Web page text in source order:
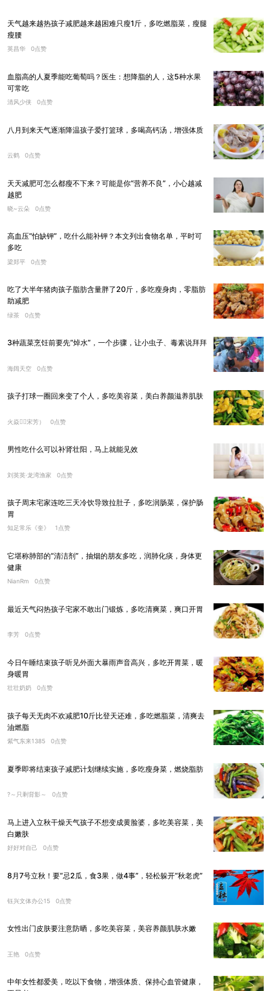
天气越来越热孩子减肥越来越困难只瘦1斤，多吃燃脂菜，瘦腿
瘦腰
英昌华 0点赞
血脂高的人夏季能吃葡萄吗？医生：想降脂的人，这5种水果
可常吃
清风少侠 0点赞
八月到来天气逐渐降温孩子爱打篮球，多喝高钙汤，增强体质
云鹤 0点赞
天天减肥可怎么都瘦不下来？可能是你“营养不良”，小心越减
越肥
晓~云朵 0点赞
高血压“怕缺钾”，吃什么能补钾？本文列出食物名单，平时可
多吃
梁郑平 0点赞
吃了大半年猪肉孩子脂肪含量胖了20斤，多吃瘦身肉，零脂肪
助减肥
绿茶 0点赞
3种蔬菜烹饪前要先“焯水”，一个步骤，让小虫子、毒素说拜拜
海阔天空 0点赞
孩子打球一圈回来变了个人，多吃美容菜，美白养颜滋养肌肤
火焱（宋芳） 0点赞
男性吃什么可以补肾壮阳，马上就能见效
刘英英·龙湾渔家 0点赞
孩子周末宅家连吃三天冷饮导致拉肚子，多吃润肠菜，保护肠
胃
知足常乐《奎》 1点赞
它堪称肺部的“清洁剂”，抽烟的朋友多吃，润肺化痰，身体更
健康
NianRm 0点赞
最近天气闷热孩子宅家不敢出门锻炼，多吃清爽菜，爽口开胃
李芳 0点赞
今日午睡结束孩子听见外面大暴雨声音高兴，多吃开胃菜，暖
身暖胃
壮壮奶奶 0点赞
孩子每天无肉不欢减肥10斤比登天还难，多吃燃脂菜，清爽去
油燃脂
紫气东来1385 0点赞
夏季即将结束孩子减肥计划继续实施，多吃瘦身菜，燃烧脂肪
?～只剩背影～ 0点赞
马上进入立秋干燥天气孩子不想变成黄脸婆，多吃美容菜，美
白嫩肤
好好对自己 0点赞
8月7号立秋！要“忌2瓜，食3果，做4事”，轻松躲开“秋老虎”
钰兴文体办公15 0点赞
女性出门皮肤要注意防晒，多吃美容菜，美容养颜肌肤水嫩
王艳 0点赞
中年女性都爱美，吃以下食物，增强体质、保持心血管健康，